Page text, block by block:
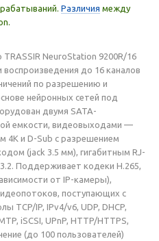
Различия между
NeuroStation 9200R/16
воспроизведения до 16 каналов
по разрешению и
нейронных сетей под
двумя SATA-
емкости, видеовыходами —
4К и D-Sub с разрешением
(jack 3.5 мм), гигабитным RJ-
Поддерживает кодеки H.265,
от IP-камеры),
поступающих с
TCP/IP, IPv4/v6, UDP, DHCP,
iSCSI, UPnP, HTTP/HTTPS,
(до 100 пользователей)